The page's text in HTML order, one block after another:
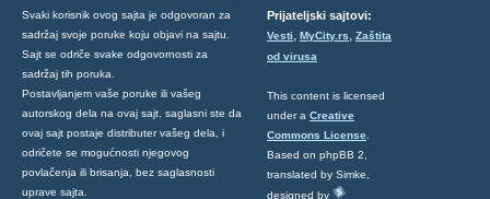
Svaki korisnik ovog sajta je odgovoran za
sadržaj svoje poruke koju objavi na sajtu.
Sajt se odriče svake odgovornosti za
sadržaj tih poruka.
Postavljanjem vaše poruke ili vašeg
autorskog dela na ovaj sajt, saglasni ste da
ovaj sajt postaje distributer vašeg dela, i
odričete se mogućnosti njegovog
povlačenja ili brisanja, bez saglasnosti
uprave sajta.
Prijateljski sajtovi:
Vesti, MyCity.rs, Zaštita
od virusa
This content is licensed
under a Creative
Commons License
Based on phpBB 2,
translated by Simke,
designed by